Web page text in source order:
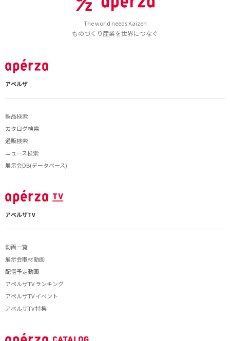
The world needs Kaizen
ものづくり産業を世界につなぐ
アペルザ
製品検索
カタログ検索
通販検索
ニュース検索
展示会DB(データベース)
アペルザTV
動画一覧
展示会取材動画
配信予定動画
アペルザTV ランキング
アペルザTV イベント
アペルザTV 特集